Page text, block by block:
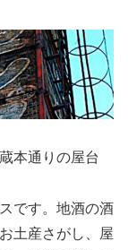
本通りの屋台
です。地酒の酒
土産さがし、屋